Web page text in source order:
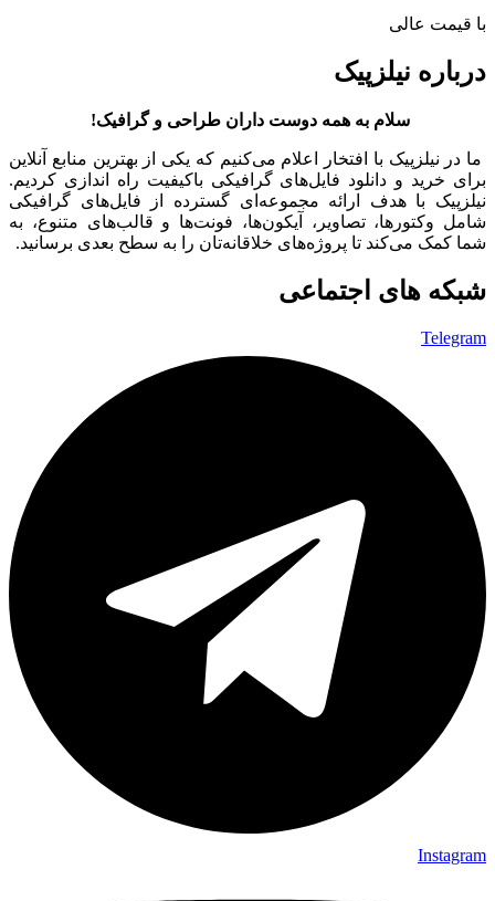
با قیمت عالی
درباره نیلزپیک
سلام به همه دوست داران طراحی و گرافیک!
ما در نیلزپیک با افتخار اعلام می‌کنیم که یکی از بهترین منابع آنلاین
برای خرید و دانلود فایل‌های گرافیکی باکیفیت راه اندازی کردیم.
نیلزپیک با هدف ارائه مجموعه‌ای گسترده از فایل‌های گرافیکی
شامل وکتورها، تصاویر، آیکون‌ها، فونت‌ها و قالب‌های متنوع، به
شما کمک می‌کند تا پروژه‌های خلاقانه‌تان را به سطح بعدی برسانید.
شبکه های اجتماعی
Telegram
Instagram